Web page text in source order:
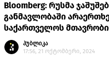
Bloomberg: რუსმა
განმავლობაში
საქართველოს
პუბლიკა
17:56, 21 ოქტომბერი, 2024